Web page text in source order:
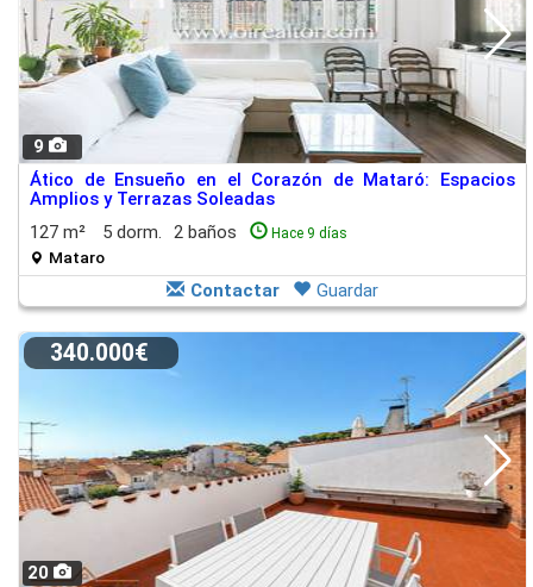
9
Ático de Ensueño en el Corazón de Mataró: Espacios
Amplios y Terrazas Soleadas
127 m²
5 dorm. 2 baños Hace 9 días
Mataro
Contactar Guardar
20
340.000€